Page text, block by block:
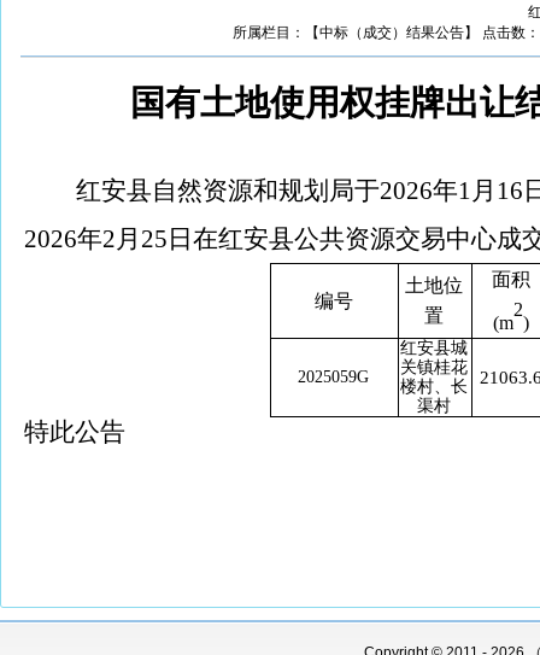
所属栏目：【中标（成交）结果公告】 点击数
国有土地使用权挂牌出让
红安县自然资源和规划局于2026年1月16
2026年2月25日在红安县公共资源交易中心成
编号
土地位
置
面积
(m
2
)
2025059G
红安县城
关镇桂花
楼村、长
渠村
特此公告